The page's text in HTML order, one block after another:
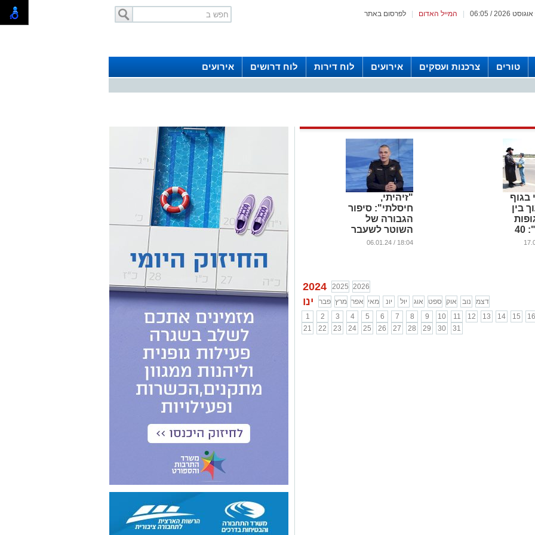
לפרסום באתר המייל האדום
טורים צרכנות ועסקים אירועים לוח דירות לוח דרושים אירועים
בגוף
בין
האחרות": 40
"זיהיתי,
חיסלתי": סיפור
הגבורה של
השוטר לשעבר
בתחנת אשדוד
18:04 / 06.01.24
2024 2025 2026
ינו פבר מרץ אפר מאי יונ יול אוג ספט אוק נוב
דצמ
1
2 3 4 5 6 7 8 9 10 11 12 13 14 15 16
21
22 23 24 25 26 27 28 29 30 31